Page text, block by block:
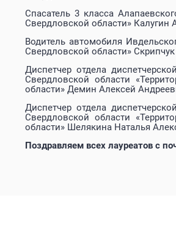
Спасатель 3 класса
Свердловской области» Калугин
Водитель автомобиля
Свердловской области»
Диспетчер отдела
Свердловской области
области» Демин Алексей
Диспетчер отдела
Свердловской области
области» Шелякина Наталья
Поздравляем всех лауреатов с